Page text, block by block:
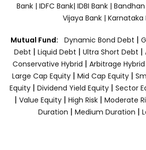
Bank | IDFC Bank| IDBI Bank | Bandhan
Vijaya Bank | Karnataka
Mutual Fund: Dynamic Bond Debt |
Debt | Liquid Debt | Ultra Short Debt |
Conservative Hybrid | Arbitrage Hybrid
Large Cap Equity | Mid Cap Equity |
Equity| Dividend Yield Equity| Sector
| Value Equity | High Risk | Moderate
Duration | Medium Duration |